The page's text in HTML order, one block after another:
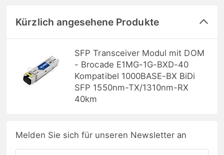
Kürzlich angesehene Produkte
SFP Transceiver Modul mit DOM
- Brocade E1MG-1G-BXD-40
Kompatibel 1000BASE-BX BiDi
SFP 1550nm-TX/1310nm-RX
40km
Melden Sie sich für unseren Newsletter an